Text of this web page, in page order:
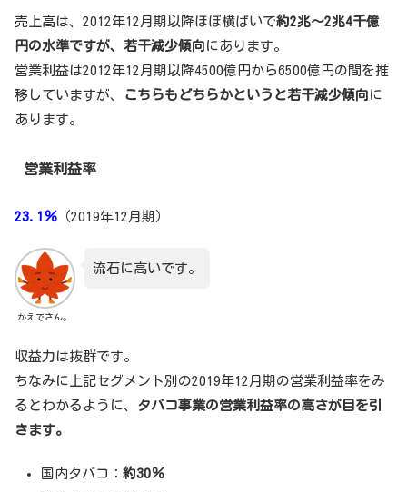
売上高は、2012年12月期以降ほぼ横ばいで約2兆～2兆4千億
円の水準ですが、若干減少傾向 にあります。
営業利益は2012年12月期以降4500億円から6500億円の間を推
移していますが、
こちらもどちらかというと若干減少傾向 に
あります。
営業利益率
23.1％ （2019年12月期）
かえでさん。
流石に高いです。
収益力は抜群です。
ちなみに上記セグメント別の2019年12月期の営業利益率をみ
るとわかるように、 タバコ事業の営業利益率の高さが目を引
きます。
国内タバコ： 約30％